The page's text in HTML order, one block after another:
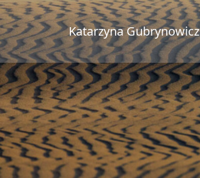
Przejdź
do
treści
Katarzyna Gubrynowicz